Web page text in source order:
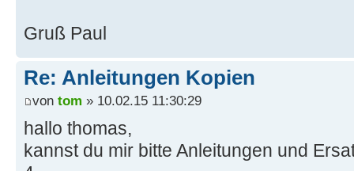
Gruß Paul
Re: Anleitungen Kopien
von tom » 10.02.15 11:30:29
hallo thomas,
kannst du mir bitte Anleitungen und